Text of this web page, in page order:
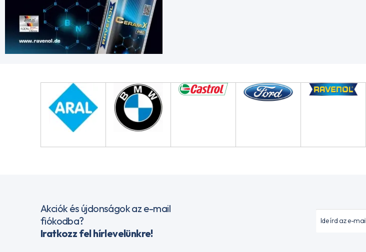
Akciók és újdonságok az e-mail
fiókodba?
Iratkozz fel hírlevelünkre!